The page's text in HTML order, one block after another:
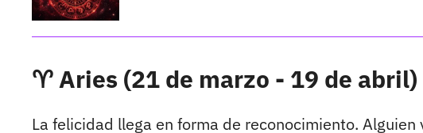
♈ Aries (21 de marzo - 19 de abril)
La felicidad llega en forma de reconocimiento.